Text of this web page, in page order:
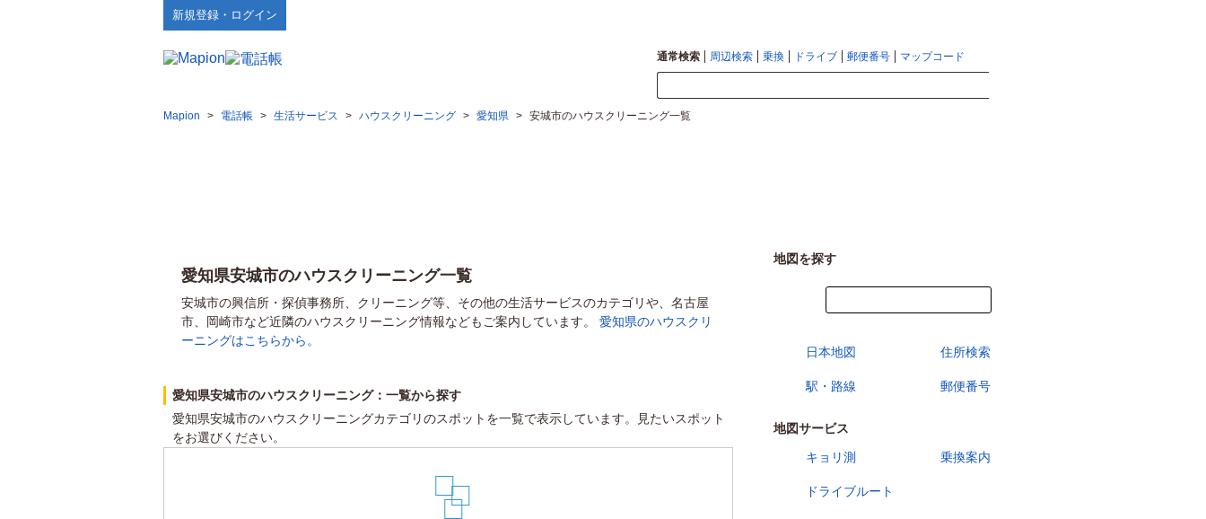
新規登録・ログイン
通常検索 周辺検索 乗換 ドライブ 郵便番号 マップコード
Mapion > 電話帳 > 生活サービス > ハウスクリーニング > 愛知県 > 安城市のハウスクリーニング一覧
愛知県安城市のハウスクリーニング一覧
安城市の興信所・探偵事務所、クリーニング等、その他の生活サービスのカテゴリや、名古屋
市、岡崎市など近隣のハウスクリーニング情報などもご案内しています。 愛知県のハウスクリ
ーニングはこちらから。
愛知県安城市のハウスクリーニング：一覧から探す
愛知県安城市のハウスクリーニングカテゴリのスポットを一覧で表示しています。見たいスポット
をお選びください。
5
6
地図を探す
日本地図 住所検索
駅・路線 郵便番号
地図サービス
キョリ測
乗換案内
ドライブルート